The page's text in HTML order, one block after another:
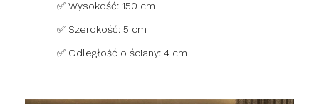
✅ Wysokość: 150 cm
✅ Szerokość: 5 cm
✅ Odległość o ściany: 4 cm